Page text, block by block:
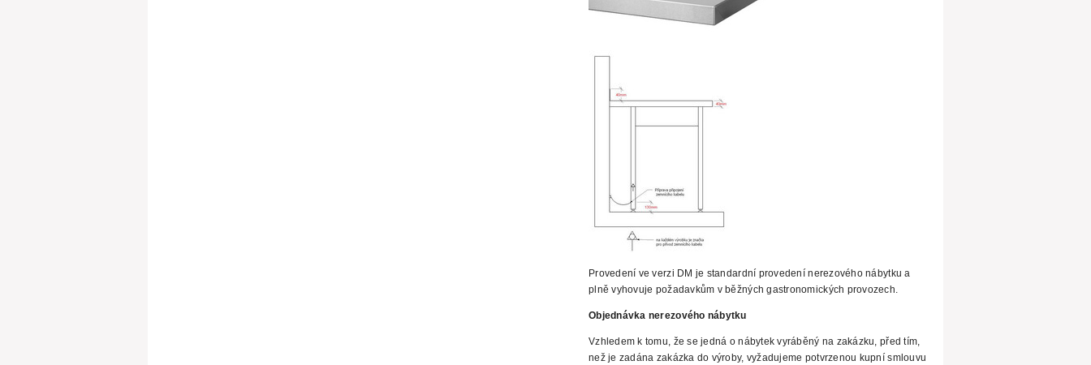
Provedení ve verzi DM je standardní provedení nerezového nábytku a
plně vyhovuje požadavkům v běžných gastronomických provozech.
Objednávka nerezového nábytku
Vzhledem k tomu, že se jedná o nábytek vyráběný na zakázku, před tím,
než je zadána zakázka do výroby, vyžadujeme potvrzenou kupní smlouvu